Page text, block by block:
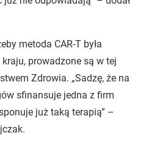
metoda CAR-T była
prowadzone są w tej
Zdrowia. „Sadzę, że na
sfinansuje jedna z firm
już taką terapią” –